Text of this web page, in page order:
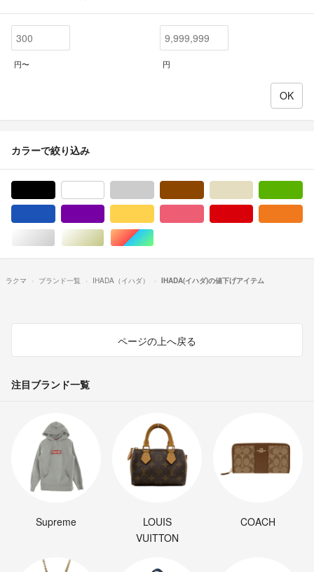
円〜 円
カラーで絞り込み
シルバー/銀色系ゴールド/金色系マルチカラー
ラクマ ブランド一覧 IHADA（イハダ） IHADA(イハダ)の値下げアイテム
ページの上へ戻る
注目ブランド一覧
Supreme
LOUIS
VUITTON
COACH